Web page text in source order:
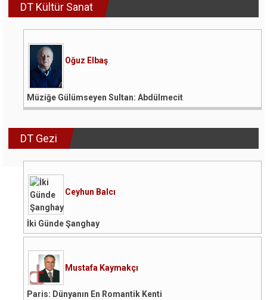
DT Kültür Sanat
Oğuz Elbaş
Müziğe Gülümseyen Sultan: Abdülmecit
DT Gezi
Ceyhun Balcı
İki Günde Şanghay
Mustafa Kaymakçı
Paris: Dünyanın En Romantik Kenti